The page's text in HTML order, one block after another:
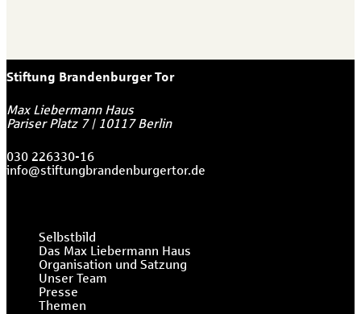
Stiftung Brandenburger Tor
Max Liebermann Haus
Pariser Platz 7| 10117 Berlin
030 226330-16
info@stiftungbrandenburgertor.de
Selbstbild
Das Max Liebermann Haus
Organisation und Satzung
Unser Team
Presse
Themen